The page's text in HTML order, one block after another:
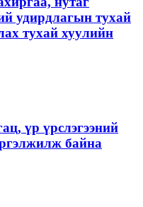
удирдлагын тухай
тухай хуулийн
үр үрслэгээний
байна